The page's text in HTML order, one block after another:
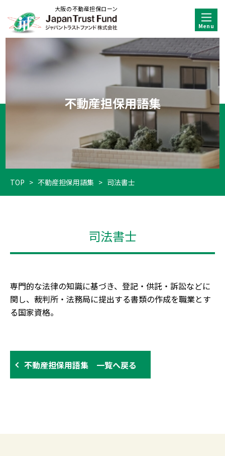
大阪の不動産担保ローン
不動産担保用語集
TOP > 不動産担保用語集 > 司法書士
司法書士
専門的な法律の知識に基づき、登記・供託・訴訟などに
関し、裁判所・法務局に提出する書類の作成を職業とす
る国家資格。
不動産担保用語集 一覧へ戻る